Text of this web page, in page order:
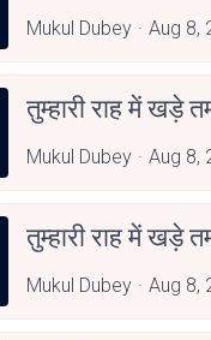
Mukul Dubey Aug 8,
तुम्हारी राह में खड़े
Mukul Dubey Aug 8,
तुम्हारी राह में खड़े
Mukul Dubey Aug 8,